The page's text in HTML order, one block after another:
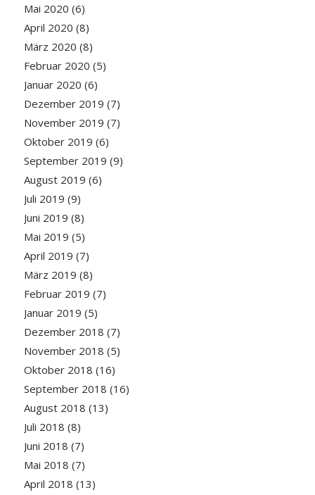
Mai 2020 (6)
April 2020 (8)
März 2020 (8)
Februar 2020 (5)
Januar 2020 (6)
Dezember 2019 (7)
November 2019 (7)
Oktober 2019 (6)
September 2019 (9)
August 2019 (6)
Juli 2019 (9)
Juni 2019 (8)
Mai 2019 (5)
April 2019 (7)
März 2019 (8)
Februar 2019 (7)
Januar 2019 (5)
Dezember 2018 (7)
November 2018 (5)
Oktober 2018 (16)
September 2018 (16)
August 2018 (13)
Juli 2018 (8)
Juni 2018 (7)
Mai 2018 (7)
April 2018 (13)